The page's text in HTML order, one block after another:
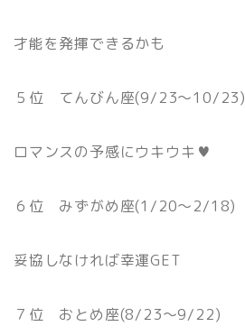
才能を発揮できるかも
５位 てんびん座(9/23〜10/23)
ロマンスの予感にウキウキ♥
６位 みずがめ座(1/20〜2/18)
妥協しなければ幸運GET
７位 おとめ座(8/23〜9/22)